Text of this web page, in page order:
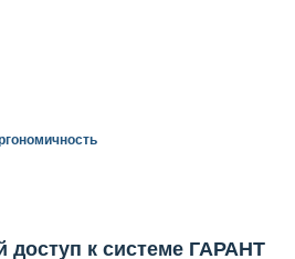
доступ к системе ГАРАНТ